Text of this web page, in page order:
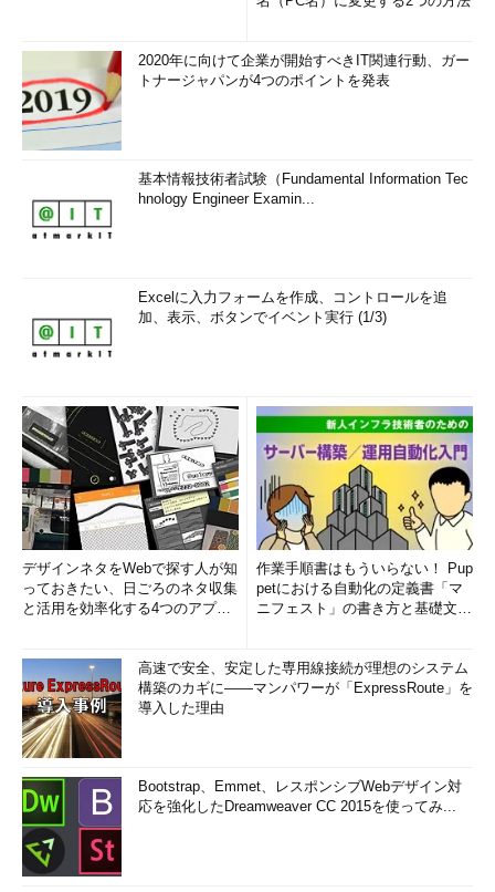
2020年に向けて企業が開始すべきIT関連行動、ガー
トナージャパンが4つのポイントを発表
基本情報技術者試験（Fundamental Information Tec
hnology Engineer Examin...
Excelに入力フォームを作成、コントロールを追
加、表示、ボタンでイベント実行 (1/3)
デザインネタをWebで探す人が知
っておきたい、日ごろのネタ収集
と活用を効率化する4つのアプリ
作業手順書はもういらない！ Pup
petにおける自動化の定義書「マ
ニフェスト」の書き方と基礎文法
高速で安全、安定した専用線接続が理想のシステム
構築のカギに――マンパワーが「ExpressRoute」を
導入した理由
Bootstrap、Emmet、レスポンシブWebデザイン対
応を強化したDreamweaver CC 2015を使ってみ...